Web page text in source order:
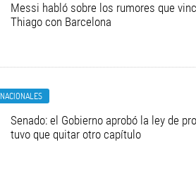
Messi habló sobre los rumores que
Thiago con Barcelona
NACIONALES
Senado: el Gobierno aprobó la ley de
tuvo que quitar otro capítulo